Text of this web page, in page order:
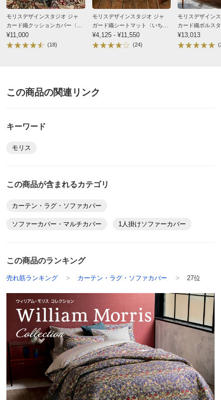
価格 税込 ¥14,000 税抜
お支払い方法
（ア）いちご泥棒・ブルー系
（ウ）いちご泥棒・レッド系（WEB限定）
（カ）ウィローボウ・ブルー系（WEB限定）
（ク）ゴールデンリリーマイナー・アイボリー系（WEB限
定）
2人掛…約105×175cm
3人掛…約150×175cm
■素材：（ア）～（ウ）ポリエステル90・綿10％ （エ）～
（ク）ポリエステル100％
■日本製
ディノスのサイズ
洗濯機
ご家庭の洗濯機で洗えます。
1人掛 イチゴドロボウブルー
東京都
高級感があり、単にヨゴレ防止で使用するだけでなくソ
2025/03/05
長崎県
3人掛けのカバーですが我が家のソファーが少し大きく
1人掛 イチゴドロボウブルー
愛媛県
左右非対称な背もたれのひじ掛け部にピッタリでした。
カウチを、3人掛1枚を使って覆うには、どうしてもひ
じ掛け部分がはみ出してしまうのですが、そこに１人掛
を使い折り紙のようにカバーしました。
この1枚をプラスすることで、ゆったりとした感じで全
体を包み込むことが可能になりました。
モリスデザインスタジオ ジャ
カード織クッションカバー〈い
ちご泥棒〉 約45×45cm
¥11,000
(18)
モリスデザインスタジオ ジャ
ガード織シートマット〈いちご
泥棒・ウィローボウ〉 ノーマル
タイプ
¥4,125 - ¥11,550
(24)
モリスデザイン
カード織ボルス
〈ウィローボウ〉
¥13,013
この商品の関連リンク
キーワード
モリス
この商品が含まれるカテゴリ
カーテン・ラグ・ソファカバー
ソファーカバー・マルチカバー 1人掛けソファーカバー
この商品のランキング
売れ筋ランキング カーテン・ラグ・ソファカバー 27位